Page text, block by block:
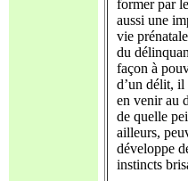
former par
aussi une
vie
du
façon à
d’un délit, il
en venir au
de quelle
ailleurs,
développe
instincts